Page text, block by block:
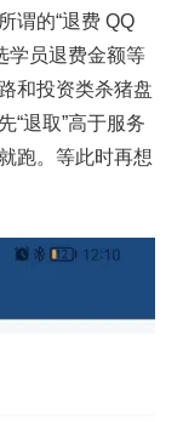
谓的“退费 QQ
学员退费金额等
和投资类杀猪盘
“退取”高于服务
跑。等此时再想